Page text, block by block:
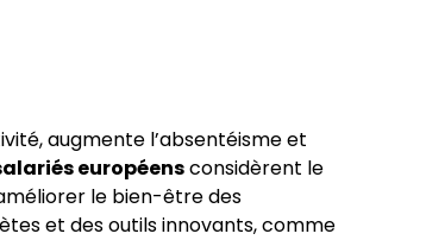
augmente l’absentéisme et
européensconsidèrent le
le bien-être des
et des outils innovants, comme